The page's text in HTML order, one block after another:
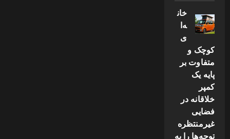
خان
ه‌ا
ی
کوچک و
متفاوت بر
پایه یک
کمپر
خلاقانه در
فضایی
غیرمنتظره
توجه‌ها را به